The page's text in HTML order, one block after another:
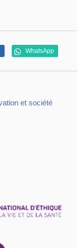
WhatsApp
et société